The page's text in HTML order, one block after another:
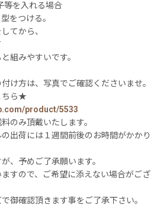
等を入れる場合
をつける。
てから、
組みやすいです。
け方は、写真でご確認くださいませ。
ちら★
product/5533
のみ頂戴いたします。
出荷には１週間前後のお時間がかかり
、予めご了承願います。
すので、ご希望に添えない場合がござ
御確認頂きます事をご了承下さい。